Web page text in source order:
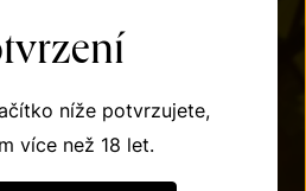
PORADIT?
níže potvrzujete,
více než 18 let.